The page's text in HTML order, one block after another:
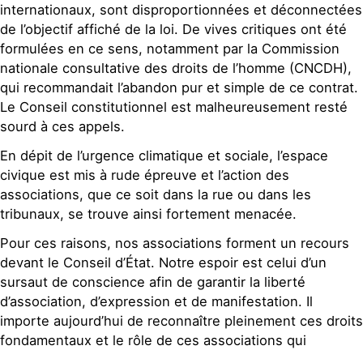
internationaux, sont disproportionnées et déconnectées
de l’objectif affiché de la loi. De vives critiques ont été
formulées en ce sens, notamment par la Commission
nationale consultative des droits de l’homme (CNCDH),
qui recommandait l’abandon pur et simple de ce contrat.
Le Conseil constitutionnel est malheureusement resté
sourd à ces appels.
En dépit de l’urgence climatique et sociale, l’espace
civique est mis à rude épreuve et l’action des
associations, que ce soit dans la rue ou dans les
tribunaux, se trouve ainsi fortement menacée.
Pour ces raisons, nos associations forment un recours
devant le Conseil d’État. Notre espoir est celui d’un
sursaut de conscience afin de garantir la liberté
d’association, d’expression et de manifestation. Il
importe aujourd’hui de reconnaître pleinement ces droits
fondamentaux et le rôle de ces associations qui